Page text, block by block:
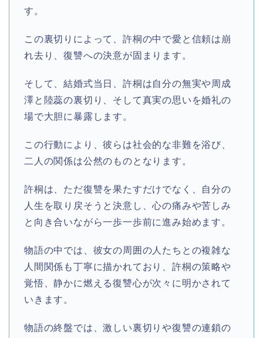
す。
この裏切りによって、許桐の中で愛と信頼は崩
れ去り、復讐への決意が固まります。
そして、結婚式当日、許桐は自分の無実や周成
澤と陸蕊の裏切り、そして真実の思いを婚礼の
場で大胆に暴露します。
この行動により、彼らは社会的な非難を浴び、
二人の関係は公然のものとなります。
許桐は、ただ復讐を果たすだけでなく、自分の
人生を取り戻そうと決意し、心の痛みや苦しみ
と向き合いながら一歩一歩前に進み始めます。
物語の中では、彼女の周囲の人たちとの複雑な
人間関係も丁寧に描かれており、許桐の策略や
覚悟、静かに燃える復讐心が次々に明かされて
いきます。
物語の終盤では、激しい裏切りや復讐の連鎖の